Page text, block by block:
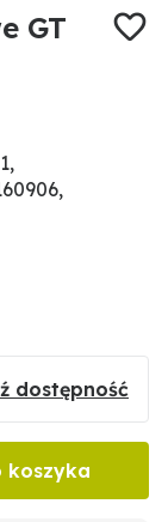
GT
dostępność
koszyka